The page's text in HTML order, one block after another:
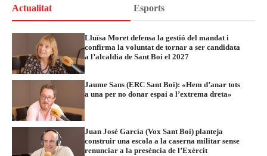
Actualitat Esports
Lluïsa Moret defensa la gestió del mandat i
confirma la voluntat de tornar a ser candidata
a l’alcaldia de Sant Boi el 2027
Jaume Sans (ERC Sant Boi): «Hem d’anar tots
a una per no donar espai a l’extrema dreta»
Juan José García (Vox Sant Boi) planteja
construir una escola a la caserna militar sense
renunciar a la presència de l’Exèrcit